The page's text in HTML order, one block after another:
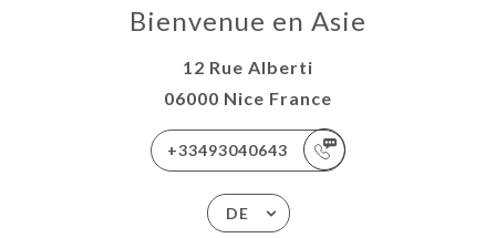
Bienvenue en Asie
12 Rue Alberti
06000 Nice France
+33493040643
DE